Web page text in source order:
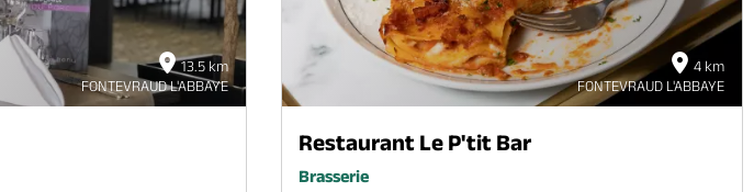
13.5 km
FONTEVRAUD L'ABBAYE
4 km
FONTEVRAUD L'ABBAYE
Restaurant Le P'tit Bar
Brasserie